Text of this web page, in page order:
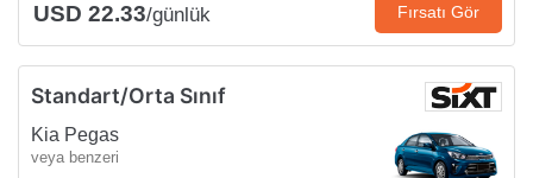
USD 22.33/günlük Fırsatı Gör
Standart/Orta Sınıf
Kia Pegas
veya benzeri